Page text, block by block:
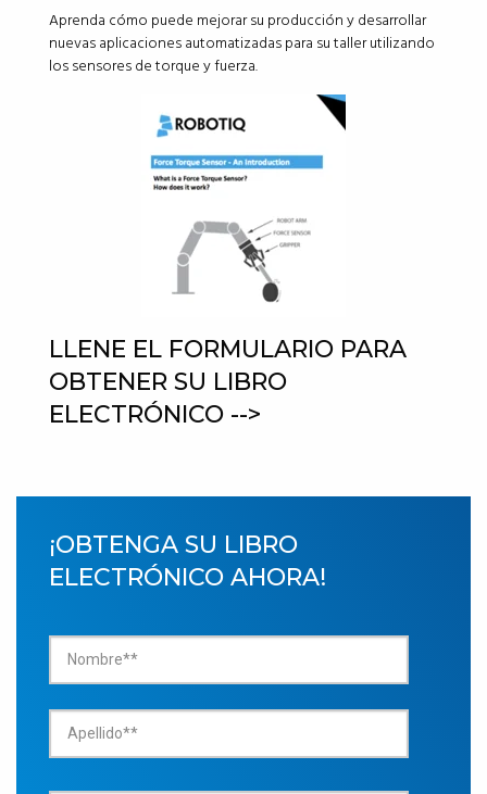
Aprenda cómo puede mejorar su producción y desarrollar
nuevas aplicaciones automatizadas para su taller utilizando
los sensores de torque y fuerza.
LLENE EL FORMULARIO PARA
OBTENER SU LIBRO
ELECTRÓNICO -->
¡OBTENGA SU LIBRO
ELECTRÓNICO AHORA!